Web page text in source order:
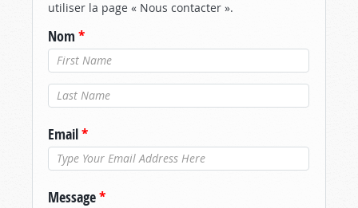
utiliser la page « Nous contacter ».
Nom *
Nom de
famille*
Email*
Message*